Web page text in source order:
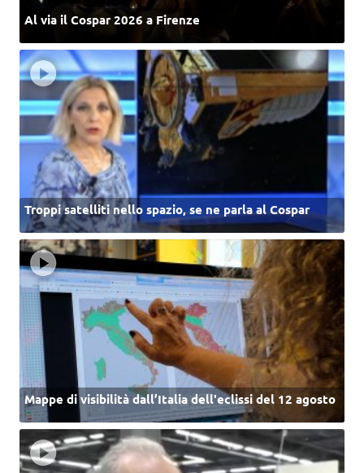
Al via il Cospar 2026 a Firenze
Troppi satelliti nello spazio, se ne parla al Cospar
Mappe di visibilità dall’Italia dell'eclissi del 12 agosto